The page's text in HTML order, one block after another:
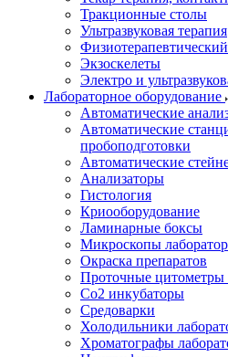
Тракционные столы
Ультразвуковая терапия
Экзоскелеты
Электро и
Лабораторное оборудование
Автоматические
Автоматические
пробоподготовки
Автоматические
Анализаторы
Гистология
Криооборудование
Ламинарные боксы
Микроскопы
Окраска препаратов
Проточные цитометры
Со2 инкубаторы
Средоварки
Холодильники
Хроматографы